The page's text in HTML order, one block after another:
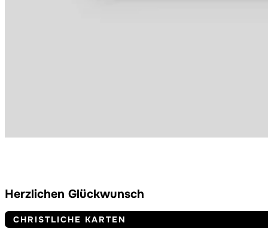
Herzlichen Glückwunsch
CHRISTLICHE KARTEN